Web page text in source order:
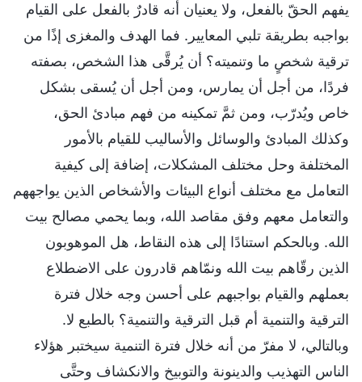
يفهم الحقّ بالفعل، ولا يعنيان أنه قادرٌ بالفعل على القيام
بواجبه بطريقة تلبي المعايير. فما الهدف والمغزى إذًا من
ترقية شخصٍ ما وتنميته؟ أن يُرقَّى هذا الشخص، بصفته
فردًا، من أجل أن يمارس، ومن أجل أن يُسقى بشكل
خاص ويُدرّب، ومن ثمَّ تمكينه من فهم مبادئ الحق،
وكذلك المبادئ والوسائل والأساليب للقيام بالأمور
المختلفة وحل مختلف المشكلات، إضافة إلى كيفية
التعامل مع مختلف أنواع البيئات والأشخاص الذين يواجههم
والتعامل معهم وفق مقاصد الله، وبما يحمي مصالح بيت
الله. وبالحكم استنادًا إلى هذه النقاط، هل الموهوبون
الذين رقّاهم بيت الله ونمّاهم قادرون على الاضطلاع
بعملهم والقيام بواجبهم على أحسن وجه خلال فترة
الترقية والتنمية أم قبل الترقية والتنمية؟ بالطبع لا.
وبالتالي، لا مفرّ من أنه خلال فترة التنمية سيختبر هؤلاء
الناس التهذيب والدينونة والتوبيخ والانكشاف وحتَّى